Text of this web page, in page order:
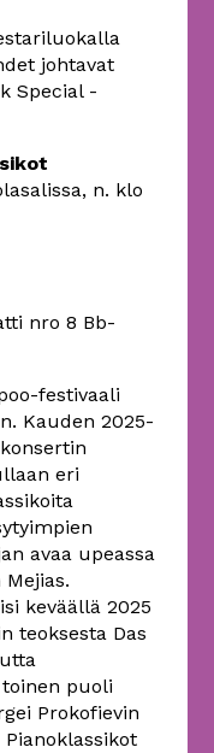
johtavat
Special -
n. klo
nro 8 Bb-
festivaali
Kauden 2025-
eri
avaa upeassa
keväällä 2025
teoksesta Das
puoli
Prokofievin